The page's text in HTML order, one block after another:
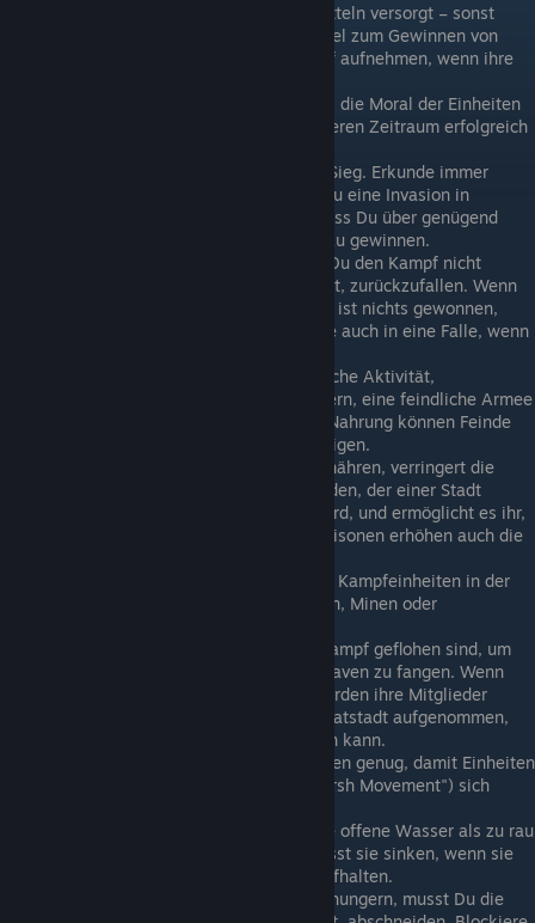
Halte deine Truppen gut mit Lebensmitteln versorgt – sonst
leidet ihre Moral. Moral ist der Schlüssel zum Gewinnen von
Kämpfen, eine Einheit kann es mit fünf aufnehmen, wenn ihre
Beobachte die Flanken deiner Truppen, die Moral der Einheiten
sinkt rapide, wenn sie über einen längeren Zeitraum erfolgreich
Informationen sind der Schlüssel zum Sieg. Erkunde immer
deine Zielobjekte und -städte, bevor Du eine Invasion in
Betracht ziehst, um sicherzustellen, dass Du über genügend
Streitkräfte verfügst, um die Schlacht zu gewinnen.
Rückzug ist eine gültige Taktik: wenn Du den Kampf nicht
gewinnen kannst, habe Sie keine Angst, zurückzufallen. Wenn
deine Truppen abgeschlachtet werden, ist nichts gewonnen,
möglicherweise lockst Du deine Feinde auch in eine Falle, wenn
Eine Blockade beschreibt die strategische Aktivität,
Versorgungslieferungen daran zu hindern, eine feindliche Armee
oder ein Gebäude zu erreichen. Ohne Nahrung können Feinde
nicht kämpfen oder ihre Städte verteidigen.
Solange es Nahrung gibt, um sie zu ernähren, verringert die
Anwesenheit einer Garnison den Schaden, der einer Stadt
während einer Belagerung zugefügt wird, und ermöglicht es ihr,
auf den Feind zurück zuschießen. Garnisonen erhöhen auch die
Um Räuber abzuschrecken, solltest Du Kampfeinheiten in der
Nähe von wertvollen Zielen wie Farmen, Minen oder
Verfolge feindliche Einheiten, die im Kampf geflohen sind, um
deren Verluste zu maximieren oder Sklaven zu fangen. Wenn
eine vertriebene Einheit entkommt, werden ihre Mitglieder
wieder in den Rekrutenpool ihrer Heimatstadt aufgenommen,
sodass sich der Feind schneller erholen kann.
Im Sommer werden viele Sümpfe trocken genug, damit Einheiten
ohne das Attribut Sumpfmanöver ("Marsh Movement") sich
Während des Winters gilt das gesamte offene Wasser als zu rau
zum Segeln, beschädigt Schiffe und lässt sie sinken, wenn sie
sich zu lange außerhalb des Hafens aufhalten.
Um einen offenen Wasserhafen auszuhungern, musst Du die